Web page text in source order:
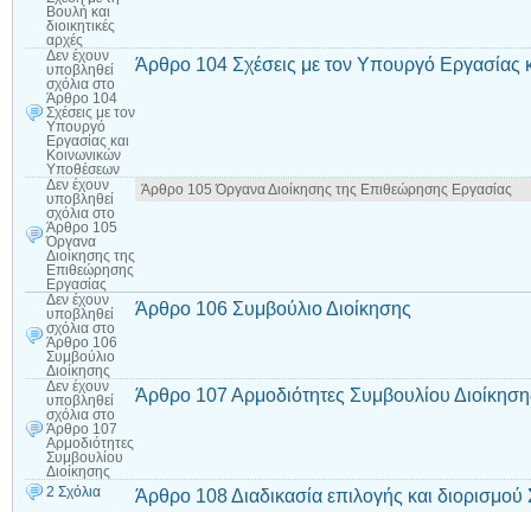
Βουλή και
διοικητικές
αρχές
Δεν έχουν
υποβληθεί
σχόλια στο
Άρθρο 104
Σχέσεις με τον
Υπουργό
Εργασίας και
Κοινωνικών
Υποθέσεων
Άρθρο 104 Σχέσεις με τον Υπουργό
Δεν έχουν
υποβληθεί
σχόλια στο
Άρθρο 105
Όργανα
Διοίκησης της
Επιθεώρησης
Εργασίας
Άρθρο 105 Όργανα Διοίκησης της Επιθεώρησης Εργασίας
Δεν έχουν
υποβληθεί
σχόλια στο
Άρθρο 106
Συμβούλιο
Διοίκησης
Άρθρο 106 Συμβούλιο Διοίκησης
Δεν έχουν
υποβληθεί
σχόλια στο
Άρθρο 107
Αρμοδιότητες
Συμβουλίου
Διοίκησης
Άρθρο 107 Αρμοδιότητες Συμβουλίου
2 Σχόλια Άρθρο 108 Διαδικασία επιλογής και